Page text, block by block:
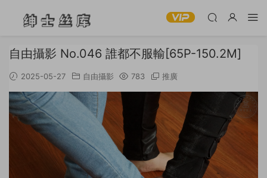
自由攝影 No.046 誰都不服輸[65P-150.2M]
2025-05-27 自由攝影 783 推廣